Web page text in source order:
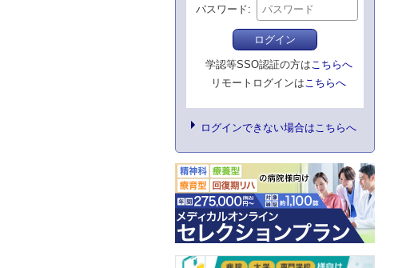
パスワード
ログイン
学認等SSO認証の方はこちらへ
リモートログインはこちらへ
ログインできない場合はこちらへ